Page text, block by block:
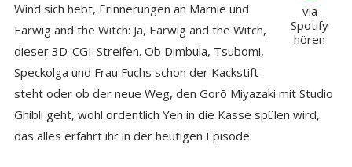
via
Spotify
hören
Wind sich hebt, Erinnerungen an Marnie und
Earwig and the Witch: Ja, Earwig and the Witch,
dieser 3D-CGI-Streifen. Ob Dimbula, Tsubomi,
Speckolga und Frau Fuchs schon der Kackstift
steht oder ob der neue Weg, den Gorō Miyazaki mit Studio
Ghibli geht, wohl ordentlich Yen in die Kasse spülen wird,
das alles erfahrt ihr in der heutigen Episode.